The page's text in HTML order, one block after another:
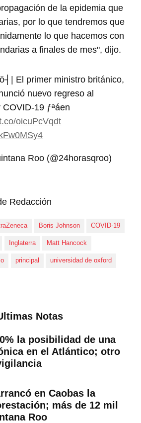
de la epidemia que
por lo que tendremos que
lo que hacemos con
a finales de mes", dijo.
El primer ministro británico,
nuevo regreso al
19 ­ƒªáen
oicuPcVqdt
Roo (@24horasqroo)
Redacción
Boris Johnson COVID-19
Inglaterra Matt Hancock
principal universidad de oxford
Notas
la posibilidad de una
en el Atlántico; otro
en Caobas la
más de 12 mil
Roo